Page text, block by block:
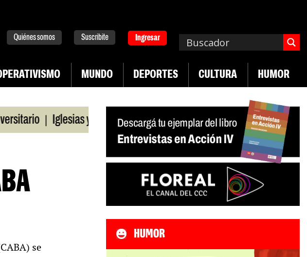
Quiénes somos Suscribite Ingresar
MUNDO DEPORTES CULTURA HUMOR
| Iglesias y templos asisten económicamente a la población |
se
HUMOR